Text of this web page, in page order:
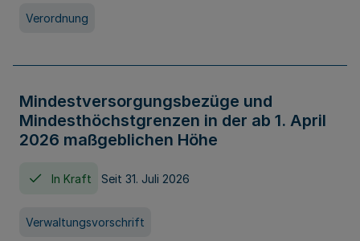
Verordnung
Mindestversorgungsbezüge und
Mindesthöchstgrenzen in der ab 1. April
2026 maßgeblichen Höhe
In Kraft Seit 31. Juli 2026
Verwaltungsvorschrift